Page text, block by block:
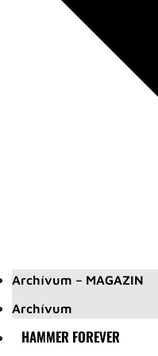
Archívum – MAGAZIN
Archívum
HAMMER FOREVER